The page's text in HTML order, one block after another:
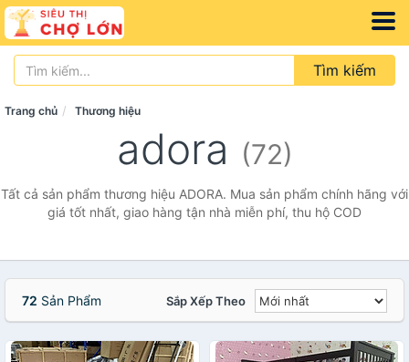
Tìm kiếm
Trang chủ Thương hiệu
adora (72)
Tất cả sản phẩm thương hiệu ADORA. Mua sản phẩm chính hãng với
giá tốt nhất, giao hàng tận nhà miễn phí, thu hộ COD
72 Sản Phẩm Sắp Xếp Theo